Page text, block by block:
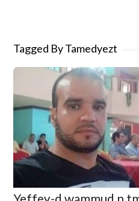
Tagged By Tamedyezt